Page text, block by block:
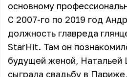
основному
С 2007-го по 2019 год
должность главреда
StarHit. Там он
будущей женой, Натальей
сыграла свадьбу в